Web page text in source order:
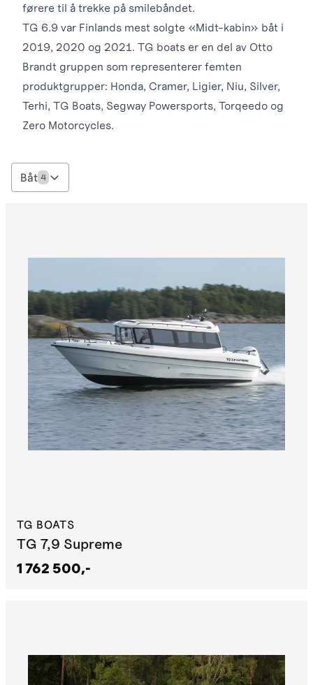
førere til å trekke på smilebåndet.
TG 6.9 var Finlands mest solgte «Midt-kabin» båt i
2019, 2020 og 2021. TG boats er en del av Otto
Brandt gruppen som representerer femten
produktgrupper: Honda, Cramer, Ligier, Niu, Silver,
Terhi, TG Boats, Segway Powersports, Torqeedo og
Zero Motorcycles.
Båt 4
TG BOATS
TG 7,9 Supreme
1 762 500,-